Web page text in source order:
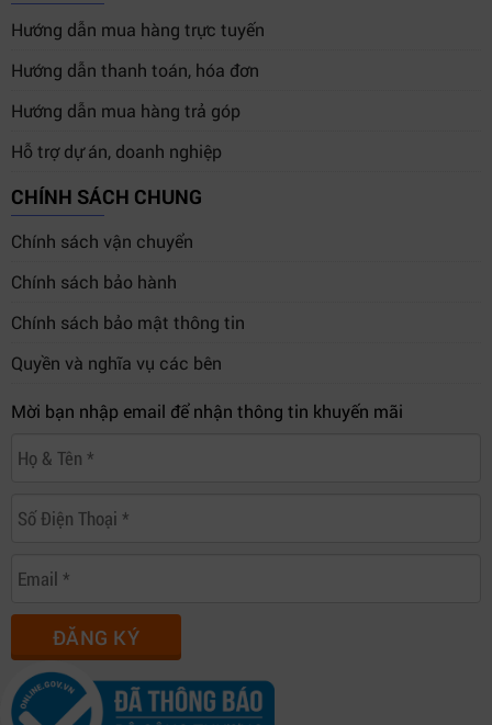
Hướng dẫn mua hàng trực tuyến
Hướng dẫn thanh toán, hóa đơn
Hướng dẫn mua hàng trả góp
Hỗ trợ dự án, doanh nghiệp
CHÍNH SÁCH CHUNG
Chính sách vận chuyển
Chính sách bảo hành
Chính sách bảo mật thông tin
Quyền và nghĩa vụ các bên
Mời bạn nhập email để nhận thông tin khuyến mãi
ĐĂNG KÝ